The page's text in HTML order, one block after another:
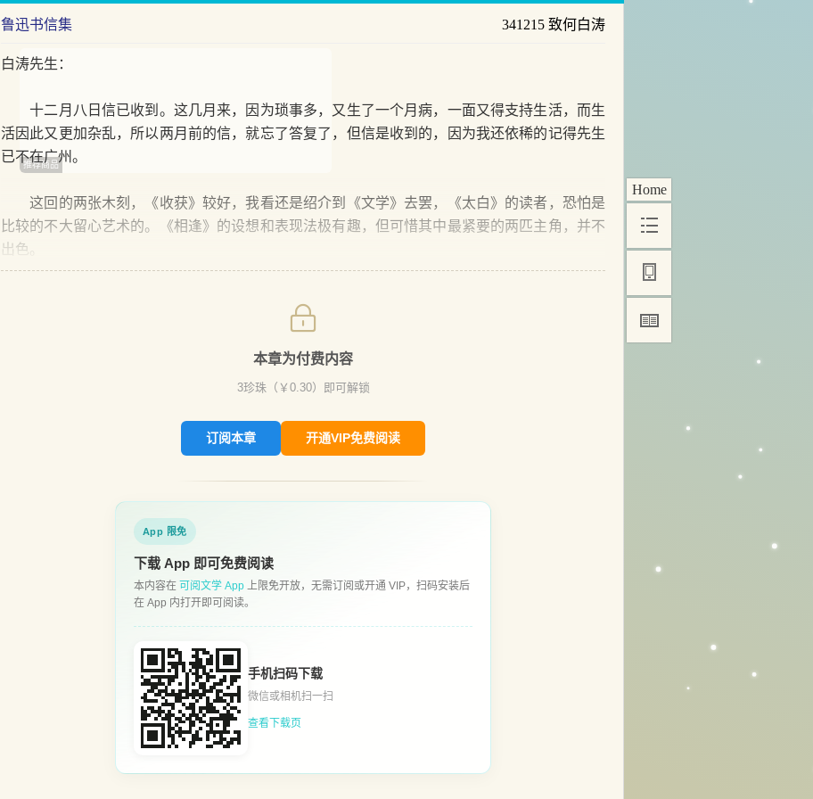
Home
鲁迅书信集 341215 致何白涛
白涛先生：
十二月八日信已收到。这几月来，因为琐事多，又生了一个月病，一面又得支持生活，而生
活因此又更加杂乱，所以两月前的信，就忘了答复了，但信是收到的，因为我还依稀的记得先生
已不在广州。
这回的两张木刻，《收获》较好，我看还是绍介到《文学》去罢，《太白》的读者，恐怕是
比较的不大留心艺术的。《相逢》的设想和表现法极有趣，但可惜其中最紧要的两匹主角，并不
出色。
本章为付费内容
3珍珠（￥ 0.30）即可解锁
订阅本章 开通VIP免费阅读
App 限免
下载 App 即可免费阅读
本内容在 可阅文学 App 上限免开放，无需订阅或开通 VIP，扫码安装后
在 App 内打开即可阅读。
手机扫码下载
微信或相机扫一扫
查看下载页
推荐商品